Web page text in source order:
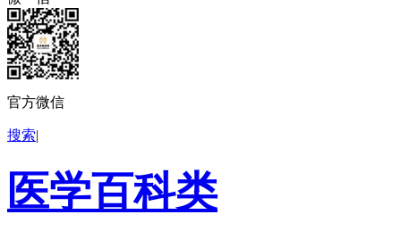
官方微信
搜索|
医学百科类